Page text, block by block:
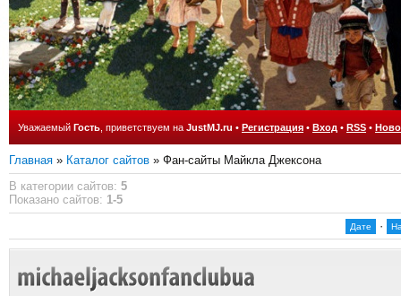
Уважаемый Гость , приветствуем на JustMJ.ru • Регистрация • Вход • RSS •
Главная » Каталог сайтов » Фан-сайты Майкла Джексона
В категории сайтов: 5
Показано сайтов: 1-5
Дате ·